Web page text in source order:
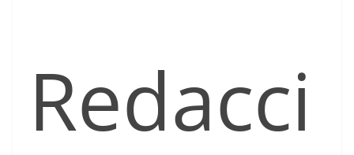
Redacci